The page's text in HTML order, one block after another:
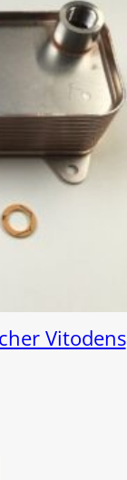
Vitodens